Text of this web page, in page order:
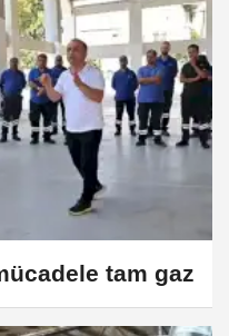
tam gaz